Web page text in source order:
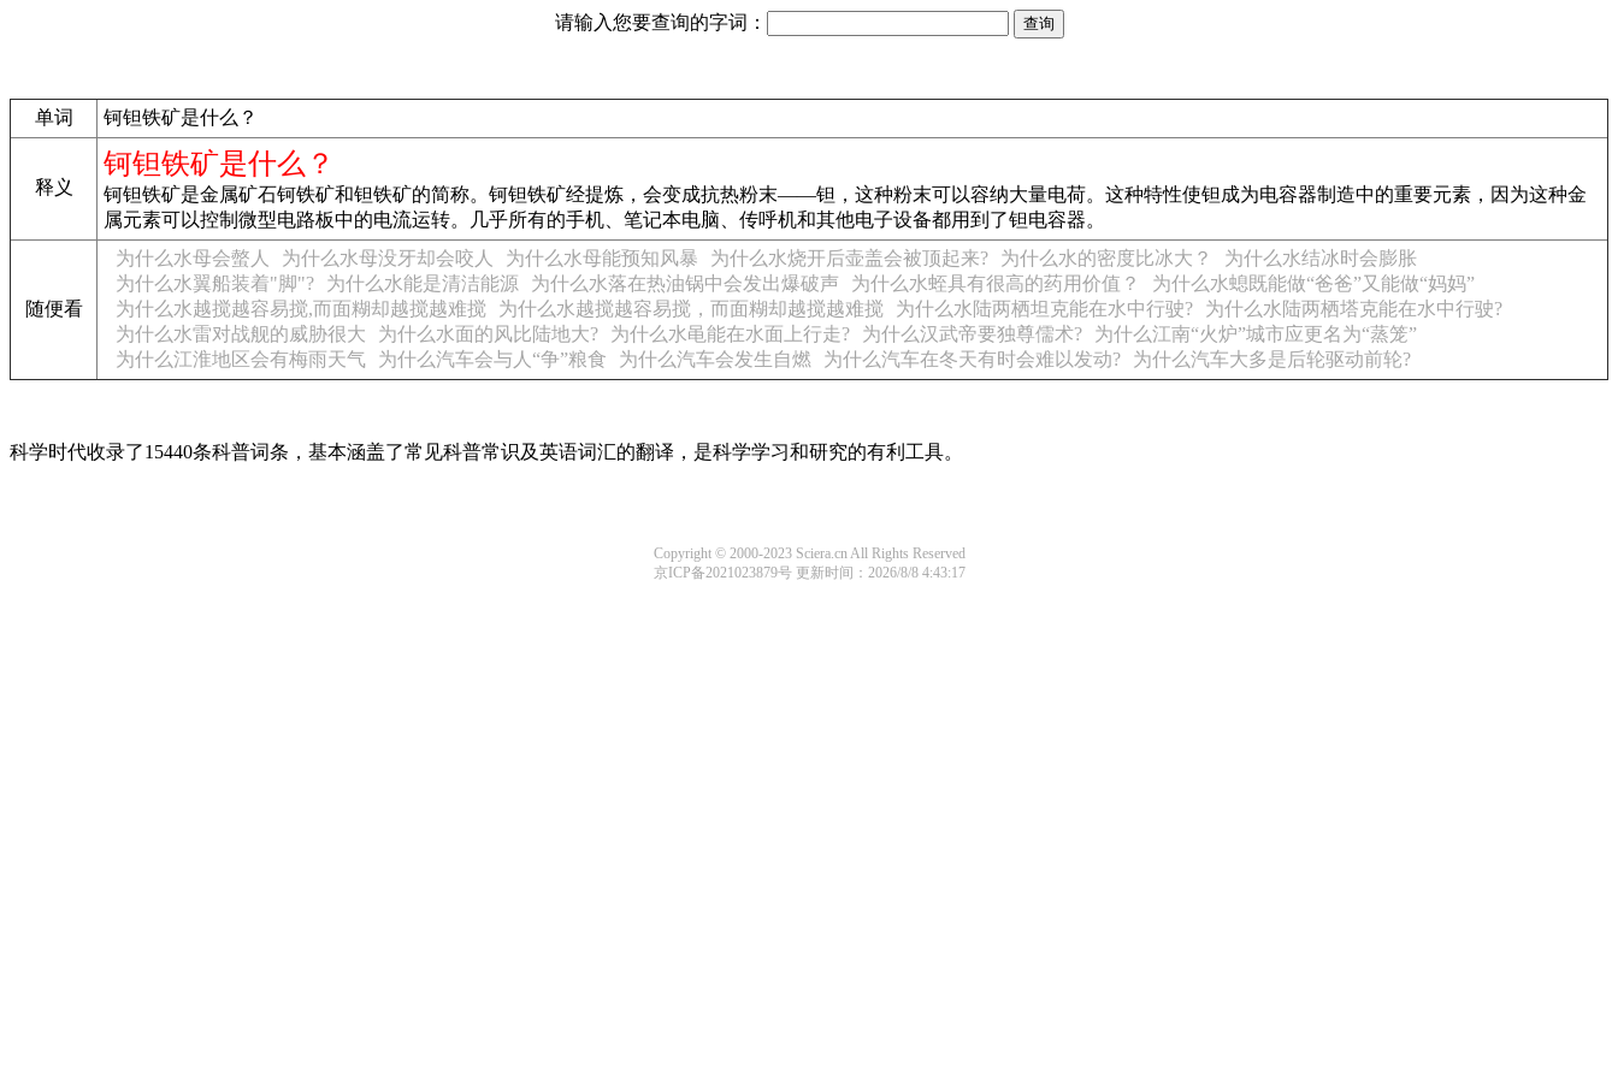
请输入您要查询的字词：
单词 钶钽铁矿是什么？
释义
钶钽铁矿是什么？
钶钽铁矿是金属矿石钶铁矿和钽铁矿的简称。钶钽铁矿经提炼，会变成抗热粉末——钽，这种粉末可以容纳大量电荷。这种特性使钽成为电容器制造中的重要元素，因为这种金
属元素可以控制微型电路板中的电流运转。几乎所有的手机、笔记本电脑、传呼机和其他电子设备都用到了钽电容器。
随便看
为什么水母会螫人 为什么水母没牙却会咬人 为什么水母能预知风暴 为什么水烧开后壶盖会被顶起来? 为什么水的密度比冰大？
为什么水结冰时会膨胀
为什么水翼船装着"脚"?
为什么水能是清洁能源 为什么水落在热油锅中会发出爆破声 为什么水蛭具有很高的药用价值？
为什么水螅既能做“爸爸”又能做“妈妈”
为什么水越搅越容易搅,而面糊却越搅越难搅
为什么水越搅越容易搅，而面糊却越搅越难搅 为什么水陆两栖坦克能在水中行驶?
为什么水陆两栖塔克能在水中行驶?
为什么水雷对战舰的威胁很大
为什么水面的风比陆地大? 为什么水黾能在水面上行走? 为什么汉武帝要独尊儒术?
为什么江南“火炉”城市应更名为“蒸笼”
为什么江淮地区会有梅雨天气
为什么汽车会与人“争”粮食 为什么汽车会发生自燃 为什么汽车在冬天有时会难以发动? 为什么汽车大多是后轮驱动前轮?
科学时代收录了15440条科普词条，基本涵盖了常见科普常识及英语词汇的翻译，是科学学习和研究的有利工具。
Copyright © 2000-2023 Sciera.cn All Rights Reserved
京ICP备2021023879号更新时间：2026/8/8 4:43:17